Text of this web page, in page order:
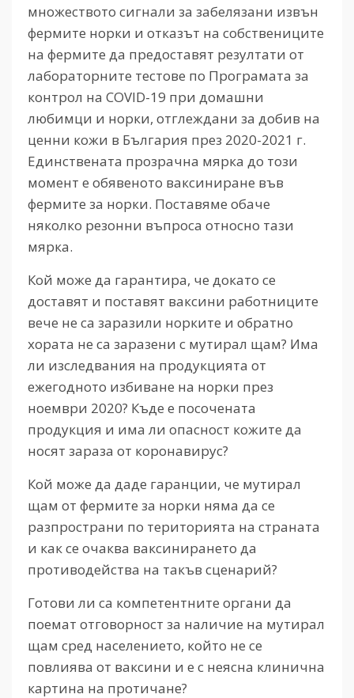
множеството сигнали за забелязани извън
фермите норки и отказът на собствениците
на фермите да предоставят резултати от
лабораторните тестове по Програмата за
контрол на COVID-19 при домашни
любимци и норки, отглеждани за добив на
ценни кожи в България през 2020-2021 г.
Единствената прозрачна мярка до този
момент е обявеното ваксиниране във
фермите за норки. Поставяме обаче
няколко резонни въпроса относно тази
мярка.
Кой може да гарантира, че докато се
доставят и поставят ваксини работниците
вече не са заразили норките и обратно
хората не са заразени с мутирал щам? Има
ли изследвания на продукцията от
ежегодното избиване на норки през
ноември 2020? Къде е посочената
продукция и има ли опасност кожите да
носят зараза от коронавирус?
Кой може да даде гаранции, че мутирал
щам от фермите за норки няма да се
разпространи по територията на страната
и как се очаква ваксинирането да
противодейства на такъв сценарий?
Готови ли са компетентните органи да
поемат отговорност за наличие на мутирал
щам сред населението, който не се
повлиява от ваксини и е с неясна клинична
картина на протичане?